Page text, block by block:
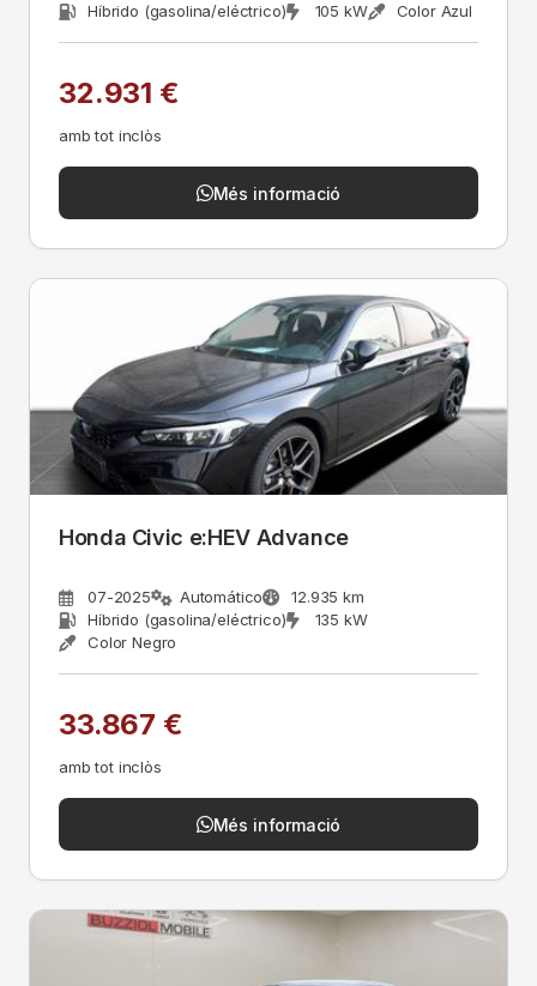
Híbrido (gasolina/eléctrico)
105 kW Color Azul
32.931 €
amb tot inclòs
Més informació
Honda Civic e:HEV Advance
07-2025 Automático
12.935 km
Híbrido (gasolina/eléctrico)
135 kW
Color Negro
33.867 €
amb tot inclòs
Més informació